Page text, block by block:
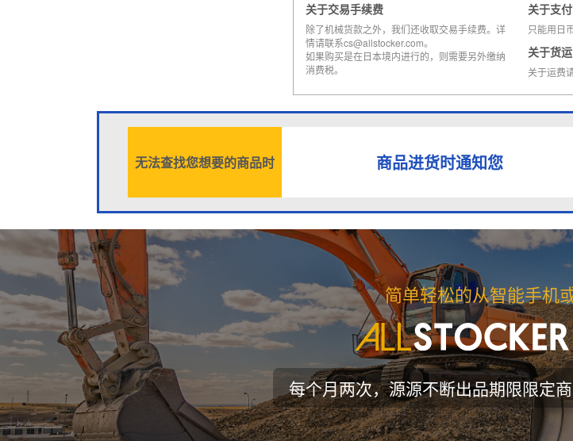
关于交易手续费
除了机械货款之外，我们还收取交易手续费。详
情请联系cs@allstocker.com。
如果购买是在日本境内进行的，则需要另外缴纳
消费税。
关于支
只能用日
关于货运
关于运费
无法查找您想要的商品时 商品进货时通知您
简单轻松的从智能手机
每个月两次，源源不断出品期限限定商